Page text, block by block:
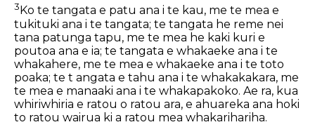
3 Ko te tangata e patu ana i te kau, me te mea e
tukituki ana i te tangata; te tangata he reme nei
tana patunga tapu, me te mea he kaki kuri e
poutoa ana e ia; te tangata e whakaeke ana i te
whakahere, me te mea e whakaeke ana i te toto
poaka; te t angata e tahu ana i te whakakakara, me
te mea e manaaki ana i te whakapakoko. Ae ra, kua
whiriwhiria e ratou o ratou ara, e ahuareka ana hoki
to ratou wairua ki a ratou mea whakarihariha.